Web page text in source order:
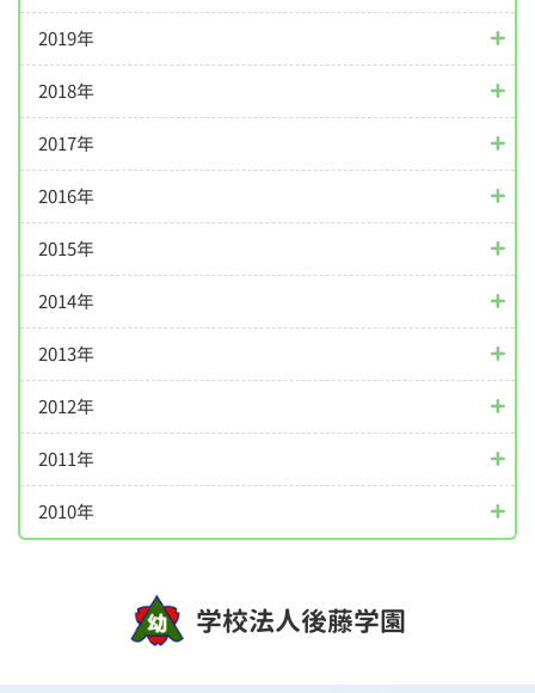
2019年
2018年
2017年
2016年
2015年
2014年
2013年
2012年
2011年
2010年
学校法人後藤学園